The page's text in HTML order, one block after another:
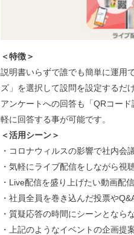
＜特徴＞
説明書いらずで誰でも簡単に運用
ズ」を選択して設問を設定するだ
アンケートへの回答も「QRコー
軽に回答する事が可能です。
＜活用シーン＞
・コロナウィルスの影響で社内会
・気軽にライブ配信をしながら視
・Live配信を盛り上げたい動画配
・社員全員を巻き込んだ投票や
・質疑応答の時間にシーンとなら
・上記のようなイベントの企画提